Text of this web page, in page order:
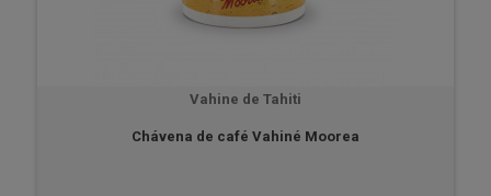
Vahine de Tahiti
Chávena de café Vahiné Moorea